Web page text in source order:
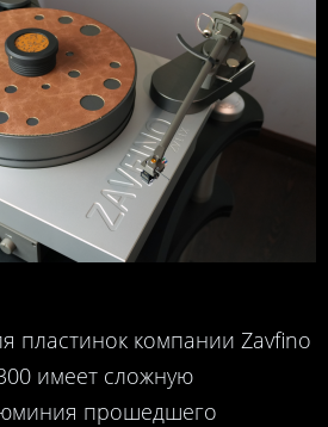
пластинок компании Zavfino
имеет сложную
прошедшего